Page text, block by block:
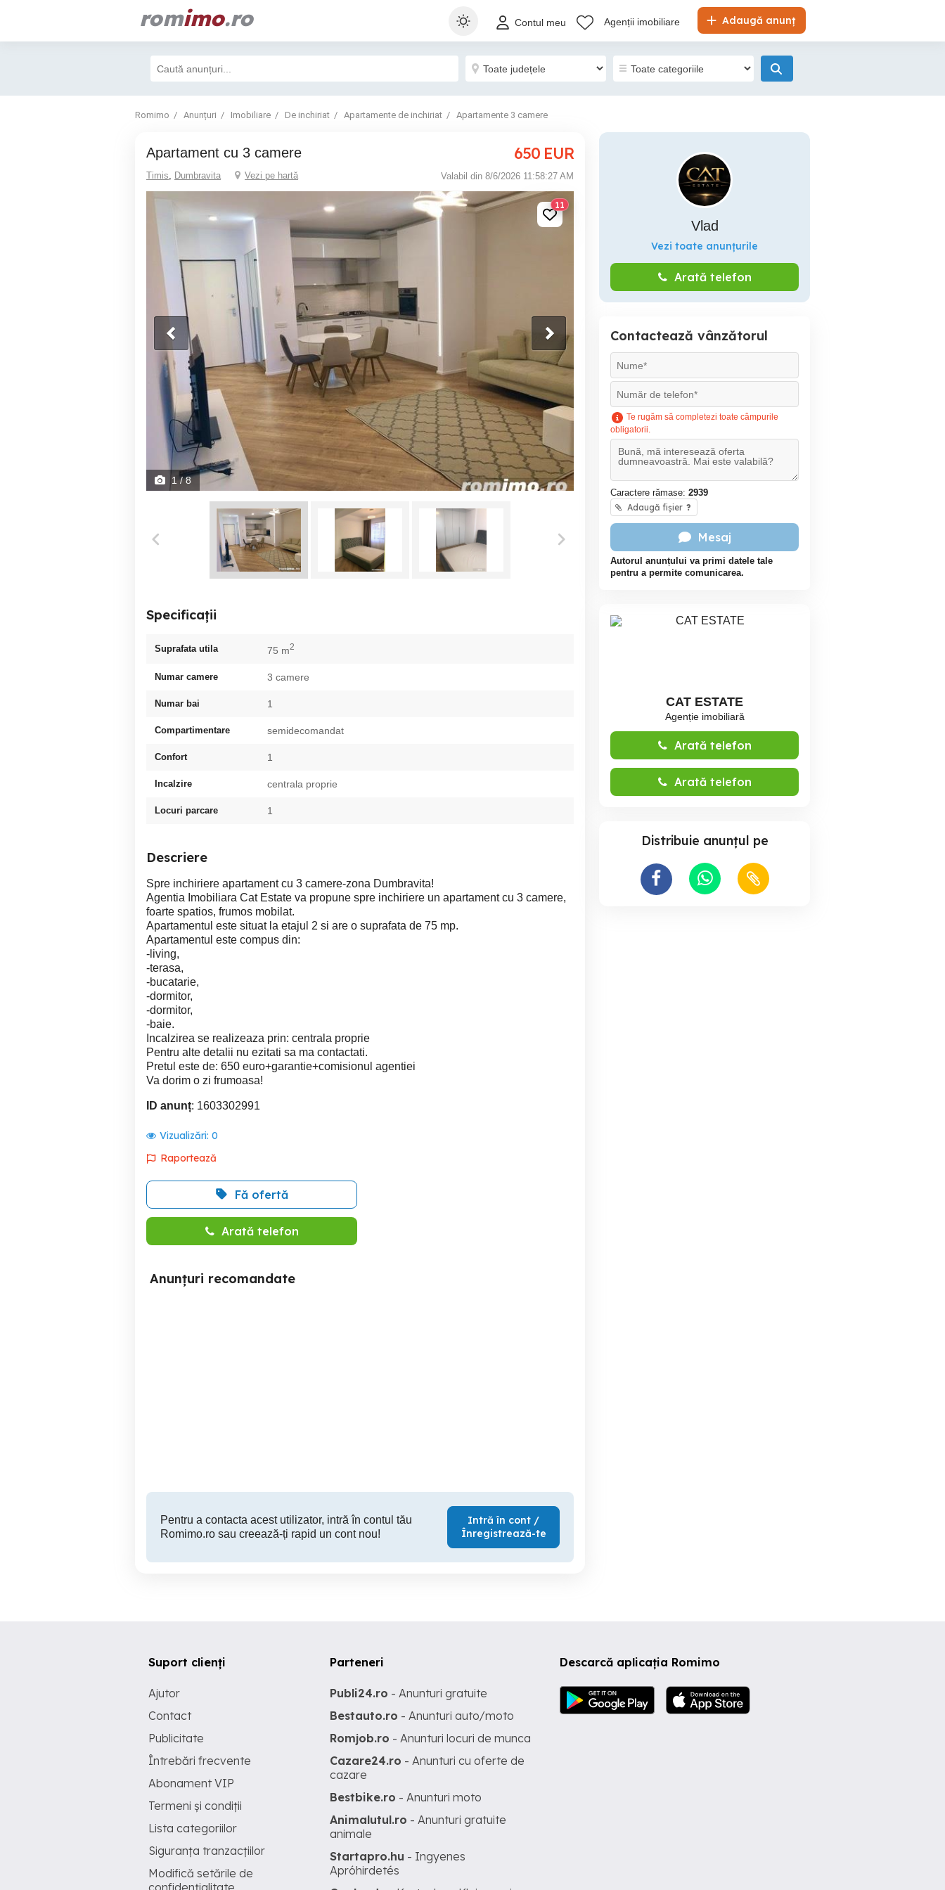
romimo.ro Adaugă anunț
Contul meu Agenții imobiliare
Romimo Anunțuri Imobiliare De inchiriat Apartamente de inchiriat Apartamente 3 camere
Apartament cu 3 camere 650 EUR
Timis, Dumbravita Vezi pe hartă Valabil din 8/6/2026 11:58:27 AM
11
1/ 8
Specificații
Suprafata utila 75 m2
Numar camere 3 camere
Numar bai 1
Compartimentare semidecomandat
Confort 1
Incalzire centrala proprie
Locuri parcare 1
Descriere
Spre inchiriere apartament cu 3 camere-zona Dumbravita!
Agentia Imobiliara Cat Estate va propune spre inchiriere un apartament cu 3 camere,
foarte spatios, frumos mobilat.
Apartamentul este situat la etajul 2 si are o suprafata de 75 mp.
Apartamentul este compus din:
-living,
-terasa,
-bucatarie,
-dormitor,
-dormitor,
-baie.
Incalzirea se realizeaza prin: centrala proprie
Pentru alte detalii nu ezitati sa ma contactati.
Pretul este de: 650 euro+garantie+comisionul agentiei
Va dorim o zi frumoasa!
ID anunț: 1603302991
Vizualizări: 0
Raportează
Fă ofertă
Arată telefon
Anunțuri recomandate
Pentru a contacta acest utilizator, intră în contul tău
Romimo.ro sau creează-ți rapid un cont nou!
Intră în cont /
Înregistrează-te
Vlad
Vezi toate anunțurile
Arată telefon
Contactează vânzătorul
Te rugăm să completezi toate câmpurile
obligatorii.
Caractere rămase: 2939
Adaugă fișier ?
Mesaj
Autorul anunțului va primi datele tale
pentru a permite comunicarea.
CAT ESTATE
Agenție imobiliară
Arată telefon
Arată telefon
Distribuie anunțul pe
Descarcă aplicația Romimo
Suport clienți
Ajutor
Contact
Publicitate
Întrebări frecvente
Abonament VIP
Termeni și condiții
Lista categoriilor
Siguranța tranzacțiilor
Modifică setările de
confidențialitate
Parteneri
Publi24.ro - Anunturi gratuite
Bestauto.ro - Anunturi auto/moto
Romjob.ro - Anunturi locuri de munca
Cazare24.ro - Anunturi cu oferte de
cazare
Bestbike.ro - Anunturi moto
Animalutul.ro - Anunturi gratuite
animale
Startapro.hu - Ingyenes
Apróhirdetés